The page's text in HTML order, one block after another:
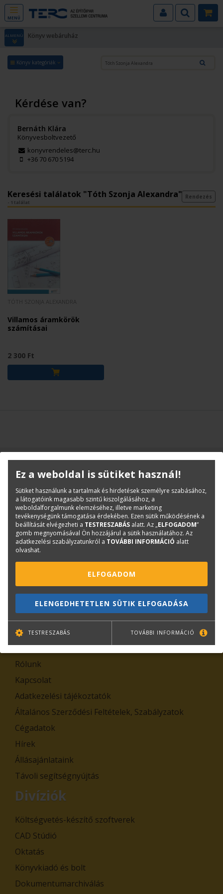
MENÜ
ALMENÜ Könyv webáruház
Könyv kategóriák
Kérdése van?
Bernáth Klára
Könyvesboltvezető
konyvrendeles@terc.hu
+36 70 670 5194
Keresési találatok "Tóth Szonja Alexandra"
- 1 találat
Rendezés
Villamos áramkörök
számításai
2 300 Ft
Hírlevél feliratkozás
TOVÁBB
Leiratkozás
Kiemelt tartalmak
Rólunk
Kapcsolat
Adatkezelési tájékoztatók
Általános Szerződési Feltételek, Szabályzatok
Cégadatok
Hírek
Állásajánlataink
Távoli segítségnyújtás
Divíziók
Költségvetés-készítő szoftverek
CAD Stúdió
Oktatás
Könyvkiadó és bolt
Dokumentumarchiválás
Ez a weboldal is sütiket használ!
Sütiket használunk a tartalmak és hirdetések személyre szabásához,
a látogatóink magasabb szintű kiszolgálásához, a
weboldalforgalmunk elemzéséhez, illetve marketing
tevékenységünk támogatása érdekében. Ezen sütik működésének a
beállítását elvégezheti a TESTRESZABÁS alatt. Az „ELFOGADOM”
gomb megnyomásával Ön hozzájárul a sütik használatához. Az
adatkezelési szabályzatunkról a TOVÁBBI INFORMÁCIÓ alatt
olvashat.
ELFOGADOM
ELENGEDHETETLEN SÜTIK ELFOGADÁSA
TESTRESZABÁS TOVÁBBI INFORMÁCIÓ